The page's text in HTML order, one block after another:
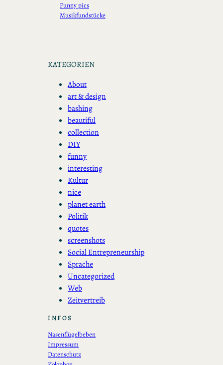
Funny pics
Musikfundstücke
KATEGORIEN
About
art & design
bashing
beautiful
collection
DIY
funny
interesting
Kultur
nice
planet earth
Politik
quotes
screenshots
Social Entrepreneurship
Sprache
Uncategorized
Web
Zeitvertreib
INFOS
Nasenflügelbeben
Impressum
Datenschutz